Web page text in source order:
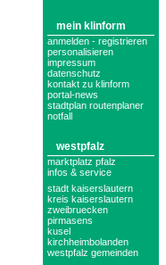
mein klinform
anmelden - registrieren
personalisieren
impressum
datenschutz
kontakt zu klinform
portal-news
stadtplan routenplaner
notfall
westpfalz
marktplatz pfalz
infos & service
stadt kaiserslautern
kreis kaiserslautern
zweibruecken
pirmasens
kusel
kirchheimbolanden
westpfalz gemeinden